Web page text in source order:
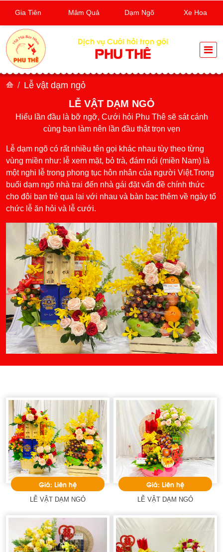
Dịch vụ Cưới hỏi trọn gói
PHU THÊ
Lễ vật dạm ngỏ
LỄ VẬT DẠM NGỎ
Hiểu lần đầu là bỡ ngỡ, Cưới hỏi Phu Thê sẽ sát cánh
cùng bạn làm nên lần đầu thật trọn vẹn
Lễ dạm ngõ có rất nhiều tên gọi khác nhau tùy theo từng
vùng miền như: lễ xem mặt, bỏ trà, đám nói (miền Nam) là
một nghi lễ trong phong tục hôn nhân của người Việt.Trong
buổi dạm ngõ nhà trai đến nhà gái đặt vấn đề chính thức
cho đôi bạn trẻ qua lại với nhau và bàn bạc thêm về ngày tổ
chức lễ ăn hỏi và lễ cưới.
Giá: Liên hệ
LỄ VẬT DẠM NGỎ
Giá: Liên hệ
LỄ VẬT DẠM NGỎ
Gia Tiên Mâm Quả Dạm Ngõ Xe Hoa